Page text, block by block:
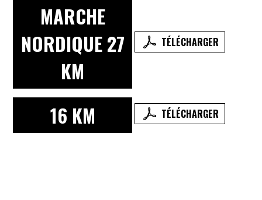
MARCHE
NORDIQUE 27
KM
TÉLÉCHARGER
16 KM TÉLÉCHARGER